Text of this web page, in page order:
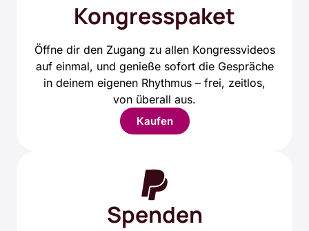
Kongresspaket
Öffne dir den Zugang zu allen Kongressvideos
auf einmal, und genieße sofort die Gespräche
in deinem eigenen Rhythmus – frei, zeitlos,
von überall aus.
Kaufen
Spenden